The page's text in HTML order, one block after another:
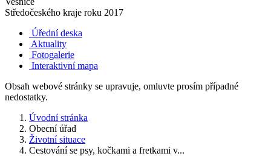
Středočeského kraje roku 2017
Úřední deska
Aktuality
Fotogalerie
Interaktivní mapa
Obsah webové stránky se upravuje, omluvte prosím případné
nedostatky.
Úvodní stránka
Obecní úřad
Životní situace
Cestování se psy, kočkami a fretkami v...